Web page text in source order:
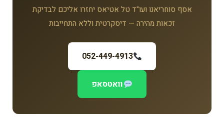
אסף סוחריאנו ועו"ד טל אטיאס יחזרו אליכם לבדיקת
זכאות מהירה — דיסקרטית וללא התחייבות
052-449-4913
וואטסאפ